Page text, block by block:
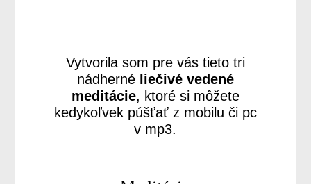
Vytvorila som pre vás tieto tri
nádherné liečivé vedené
meditácie, ktoré si môžete
kedykoľvek púšťať z mobilu či pc
v mp3.